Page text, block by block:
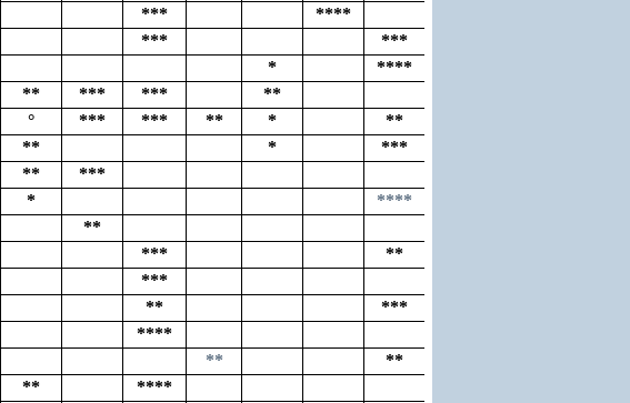
*** ****
*** ***
* ****
** *** *** **
° *** *** ** * **
** * ***
** ***
* ****
**
*** **
***
** ***
****
** **
** ****